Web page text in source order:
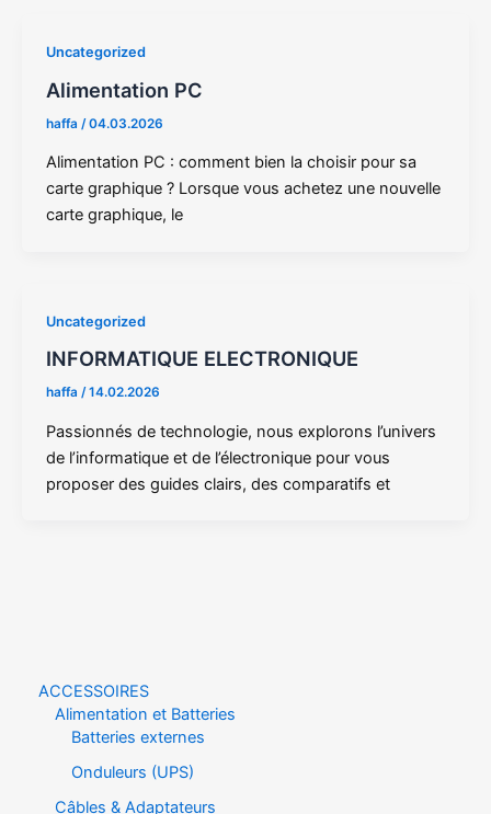
ACCESSOIRES
Alimentation et Batteries
Batteries externes
Onduleurs (UPS)
Câbles & Adaptateurs
Uncategorized
Alimentation PC
haffa /04.03.2026
Alimentation PC : comment bien la choisir pour sa
carte graphique ? Lorsque vous achetez une nouvelle
carte graphique, le
Uncategorized
INFORMATIQUE ELECTRONIQUE
haffa /14.02.2026
Passionnés de technologie, nous explorons l’univers
de l’informatique et de l’électronique pour vous
proposer des guides clairs, des comparatifs et